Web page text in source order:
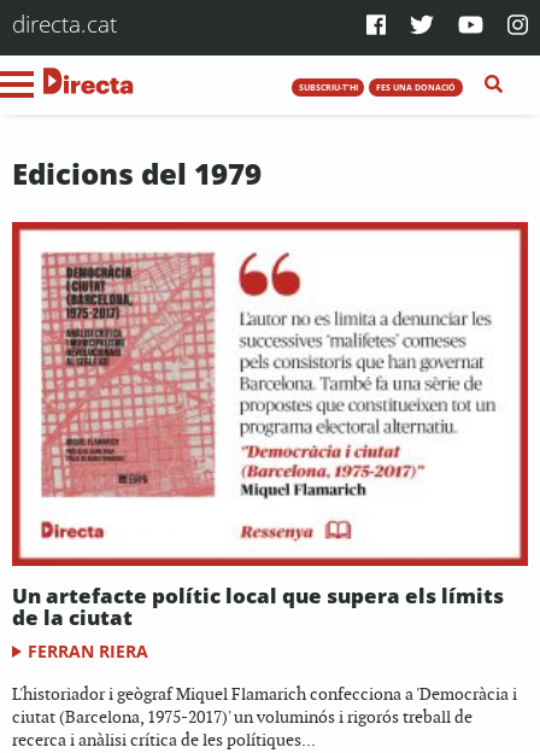
directa.cat
SUBSCRIU-T'HI FES UNA DONACIÓ
Edicions del 1979
Un artefacte polític local que supera els límits
de la ciutat
FERRAN RIERA
L'historiador i geògraf Miquel Flamarich confecciona a 'Democràcia i
ciutat (Barcelona, 1975-2017)' un voluminós i rigorós treball de
recerca i anàlisi crítica de les polítiques...